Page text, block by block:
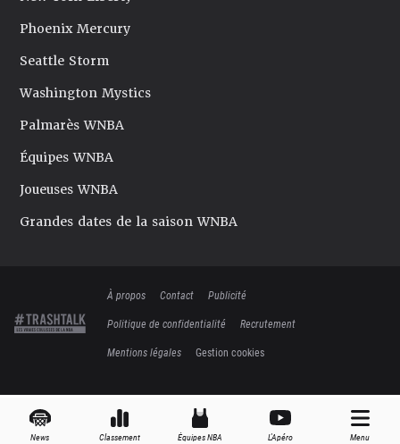
News Classement Équipes NBA L'Apéro Menu
Phoenix Mercury
Seattle Storm
Washington Mystics
Palmarès WNBA
Équipes WNBA
Joueuses WNBA
Grandes dates de la saison WNBA
À propos Contact
Publicité
Politique de confidentialité
Recrutement
Mentions légales
Gestion cookies